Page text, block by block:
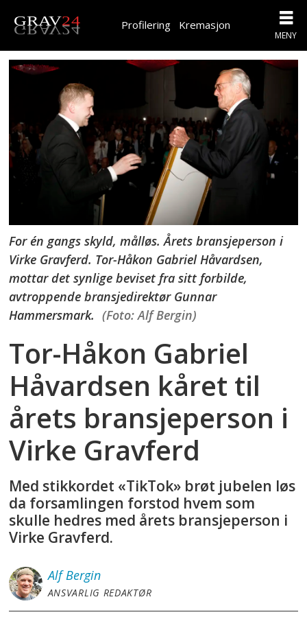
Profilering Kremasjon
For én gangs skyld, målløs. Årets bransjeperson i
Virke Gravferd. Tor-Håkon Gabriel Håvardsen,
mottar det synlige beviset fra sitt forbilde,
avtroppende bransjedirektør Gunnar
Hammersmark. (Foto: Alf Bergin)
Tor-Håkon Gabriel
Håvardsen kåret til
årets bransjeperson i
Virke Gravferd
Med stikkordet «TikTok» brøt jubelen løs
da forsamlingen forstod hvem som
skulle hedres med årets bransjeperson i
Virke Gravferd.
Alf Bergin
ANSVARLIG REDAKTØR